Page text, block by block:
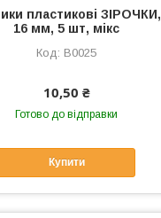
пластикові ЗІРОЧКИ,
16 мм, 5 шт, мікс
B0025
10,50 ₴
Готово до відправки
Купити